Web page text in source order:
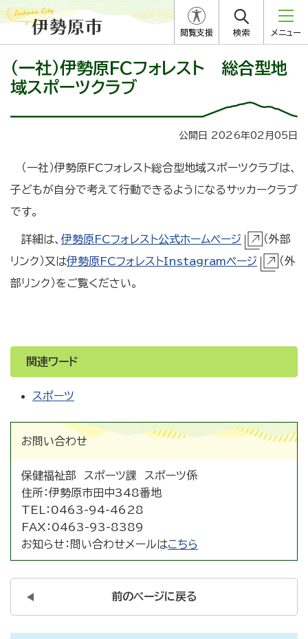
閲覧支援 検索 メニュー
（一社）伊勢原FCフォレスト 総合型地
域スポーツクラブ
公開日 2026年02月05日
（一社）伊勢原FCフォレスト総合型地域スポーツクラブは、
子どもが自分で考えて行動できるようになるサッカークラブ
です。
詳細は、 伊勢原FCフォレスト公式ホームページ
（外部
リンク）又は伊勢原FCフォレストInstagramページ
（外
部リンク）をご覧ください。
関連ワード
スポーツ
お問い合わせ
保健福祉部 スポーツ課 スポーツ係
住所：伊勢原市田中348番地
TEL： 0463-94-4628
FAX： 0463-93-8389
お知らせ： 問い合わせメールはこちら
前のページに戻る